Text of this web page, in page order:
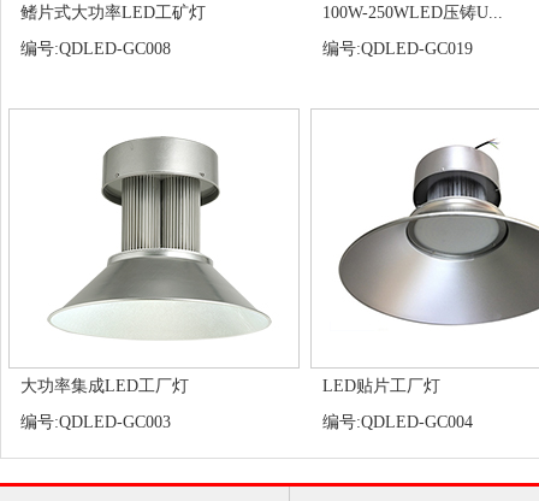
鳍片式大功率LED工矿灯
编号:QDLED-GC008
100W-250WLED压铸U...
编号:QDLED-GC019
大功率集成LED工厂灯
编号:QDLED-GC003
LED贴片工厂灯
编号:QDLED-GC004